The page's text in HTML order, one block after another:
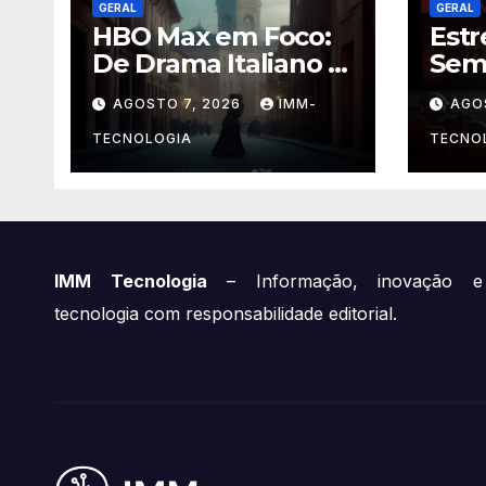
GERAL
HBO Max em Foco:
De Drama Italiano a
Caos Culinário, As
Novidades
Imperdíveis da
Semana (16 a 22 de
AGOSTO 7, 2026 IMM-
TECNOLOGIA
GERAL
IMM Tecnologia – Informação, inovação e
tecnologia com responsabilidade editorial.